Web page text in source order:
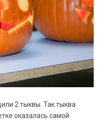
2 тыквы. Так тыква
оказалась самой